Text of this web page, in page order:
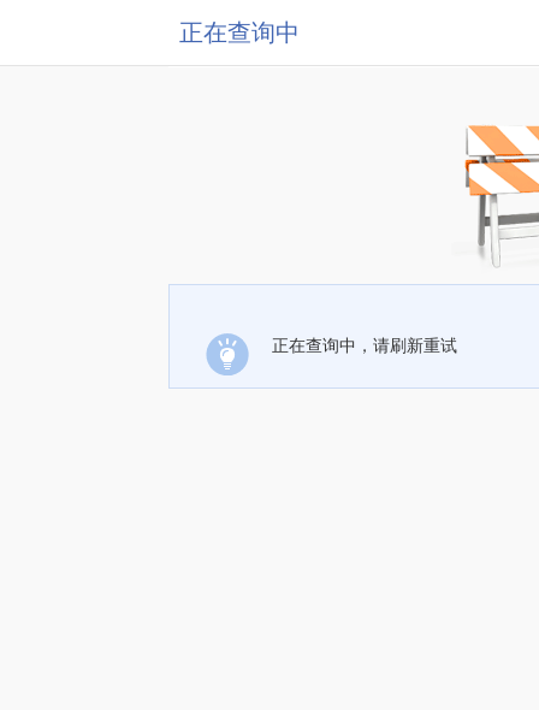
正在查询中
正在查询中，请刷新重试